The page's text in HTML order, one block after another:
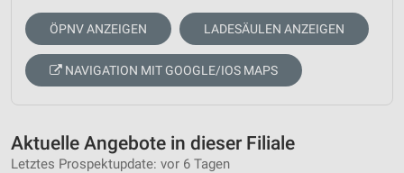
ÖPNV ANZEIGEN LADESÄULEN ANZEIGEN
NAVIGATION MIT GOOGLE/IOS MAPS
Aktuelle Angebote in dieser Filiale
Letztes Prospektupdate: vor 6 Tagen